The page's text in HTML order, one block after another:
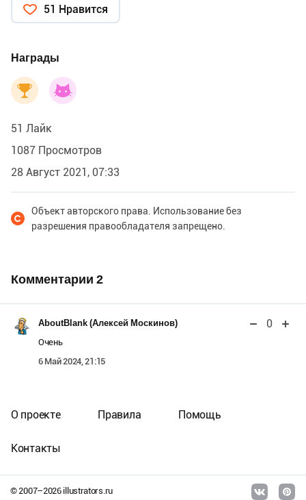
51 Нравится
Награды
51 Лайк
1087 Просмотров
28 Август 2021, 07:33
Объект авторского права. Использование без
разрешения правообладателя запрещено.
Комментарии 2
AboutBlank (Алексей Москинов) 0
Очень
6 Май 2024, 21:15
© 2007–2026illustrators.ru
О проекте Правила Помощь
Контакты